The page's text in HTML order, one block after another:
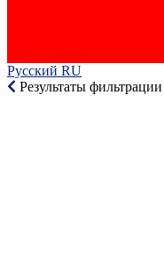
Русский RU‎
Результаты фильтрации